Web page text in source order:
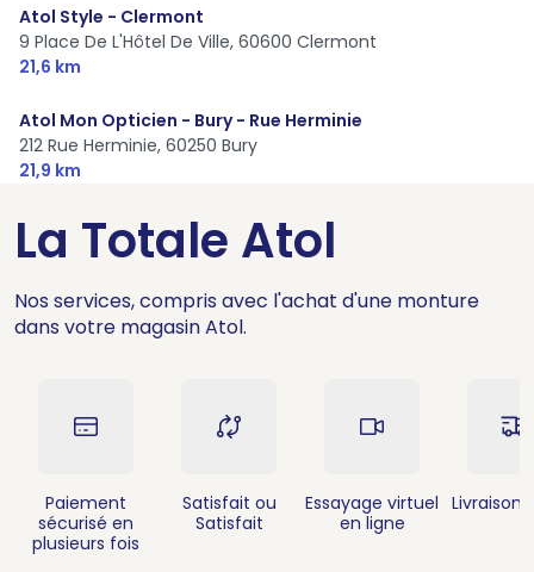
Atol Style - Clermont
9 Place De L'Hôtel De Ville, 60600 Clermont
21,6 km
Atol Mon Opticien - Bury - Rue Herminie
212 Rue Herminie, 60250 Bury
21,9 km
La Totale Atol
Nos services, compris avec l'achat d'une monture
dans votre magasin Atol.
Paiement
sécurisé en
plusieurs fois
Satisfait ou
Satisfait
Essayage virtuel
en ligne
Livraison